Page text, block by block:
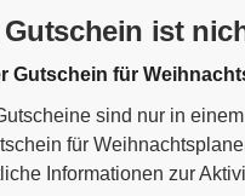
Gutschein ist
Gutschein für
sind nur in
für
Informationen zur